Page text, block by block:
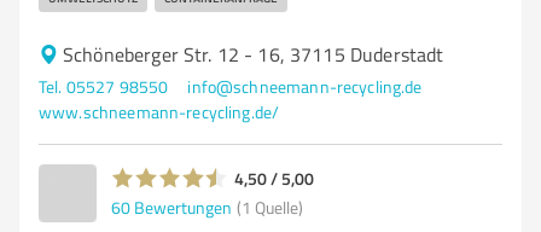
Schöneberger Str. 12 - 16, 37115 Duderstadt
Tel. 05527 98550
info@schneemann-recycling.de
www.schneemann-recycling.de/
4,50 / 5,00
60 Bewertungen (1 Quelle)